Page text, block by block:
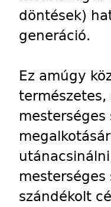
döntések)
generáció.
Ez amúgy
szándékolt